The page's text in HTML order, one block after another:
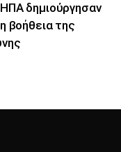
δημιούργησαν
βοήθεια της